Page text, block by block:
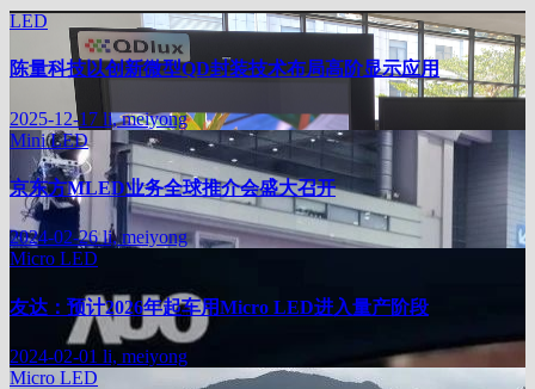
LED
陈量科技以创新微型QD封装技术布局高阶显示应用
2025-12-17 li, meiyong
Mini LED
京东方MLED业务全球推介会盛大召开
2024-02-26li, meiyong
Micro LED
友达：预计2026年起车用Micro LED进入量产阶段
2024-02-01 li, meiyong
Micro LED